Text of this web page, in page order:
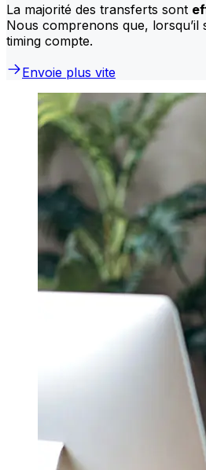
La majorité des transferts sont
Nous comprenons que, lorsqu’il
timing compte.
Envoie plus vite